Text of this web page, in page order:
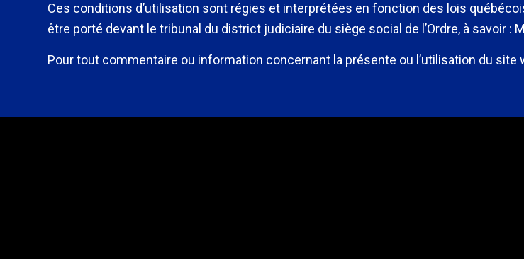
Ces conditions d’utilisation sont régies et interprétées en fonction des lois
être porté devant le tribunal du district judiciaire du siège social de l’Ordre, à savoir :
Pour tout commentaire ou information concernant la présente ou l’utilisation du